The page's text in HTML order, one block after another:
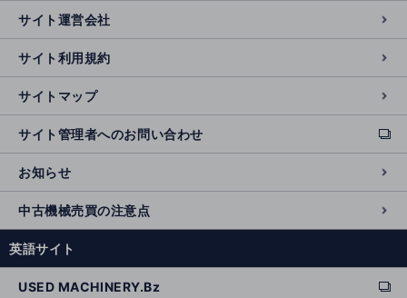
n
al
si
t
e
サイト運営会社
サイト利用規約
サイトマップ
サイト管理者へのお問い合わせ
ext
e
r
n
al
si
e
お知らせ
中古機械売買の注意点
英語サイト
USED MACHINERY.Bz ext